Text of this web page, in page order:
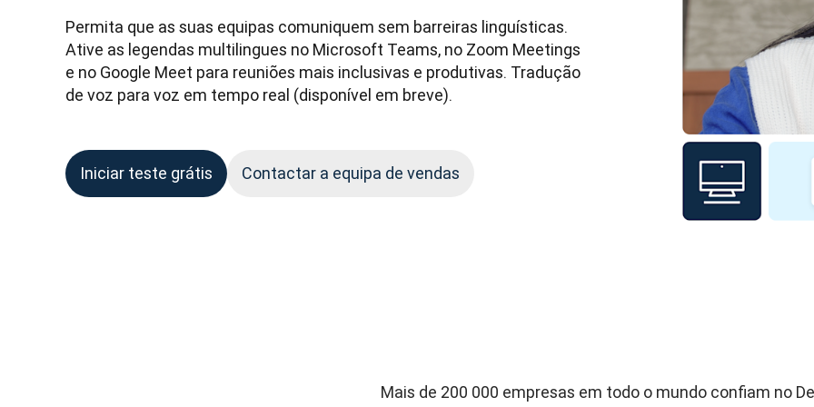
Permita que as suas equipas comuniquem sem barreiras linguísticas.
Ative as legendas multilingues no Microsoft Teams, no Zoom Meetings
e no Google Meet para reuniões mais inclusivas e produtivas. Tradução
de voz para voz em tempo real (disponível em breve).
Iniciar teste grátis Contactar a equipa de vendas
Mais de 200 000 empresas em todo o mundo confiam no